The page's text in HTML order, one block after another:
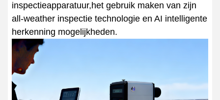
inspectieapparatuur,het gebruik maken van zijn
all-weather inspectie technologie en AI intelligente
herkenning mogelijkheden.